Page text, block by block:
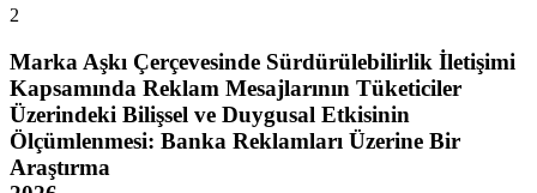
2
Marka Aşkı Çerçevesinde Sürdürülebilirlik İletişimi
Kapsamında Reklam Mesajlarının Tüketiciler
Üzerindeki Bilişsel ve Duygusal Etkisinin
Ölçümlenmesi: Banka Reklamları Üzerine Bir
Araştırma